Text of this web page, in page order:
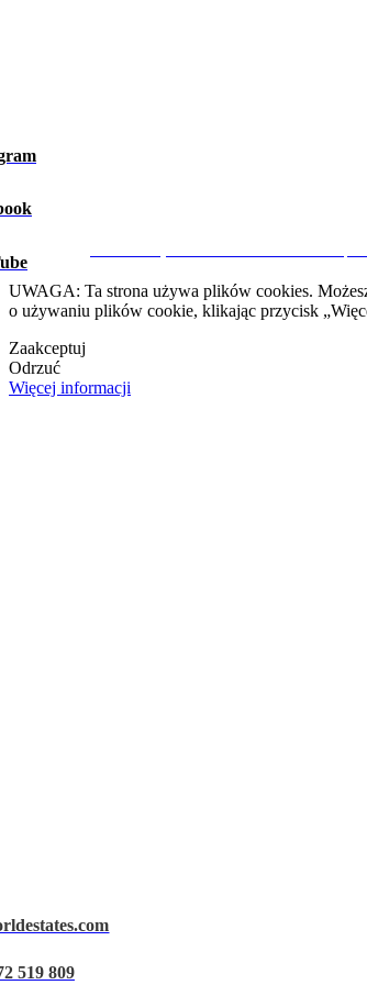
519 809
UWAGA: Ta strona używa plików cookies.
o używaniu plików cookie, klikając przycisk
Zaakceptuj
Odrzuć
Więcej informacji